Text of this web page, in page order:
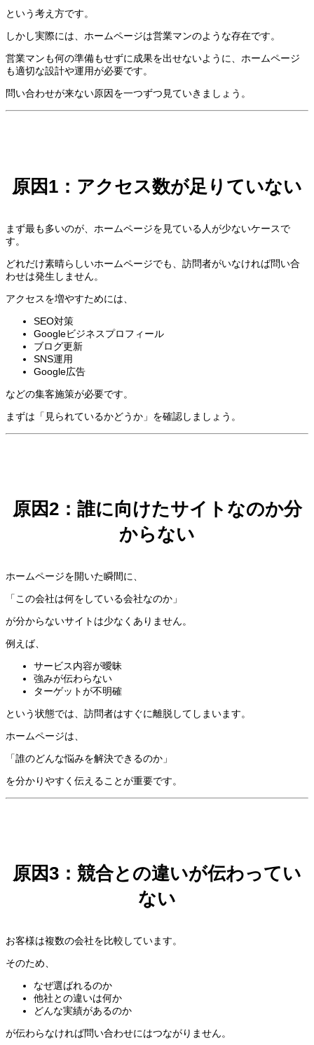
という考え方です。
しかし実際には、ホームページは営業マンのような存在です。
営業マンも何の準備もせずに成果を出せないように、ホームページ
も適切な設計や運用が必要です。
問い合わせが来ない原因を一つずつ見ていきましょう。
原因1：アクセス数が足りていない
まず最も多いのが、ホームページを見ている人が少ないケースで
す。
どれだけ素晴らしいホームページでも、訪問者がいなければ問い合
わせは発生しません。
アクセスを増やすためには、
SEO対策
Googleビジネスプロフィール
ブログ更新
SNS運用
Google広告
などの集客施策が必要です。
まずは「見られているかどうか」を確認しましょう。
原因2：誰に向けたサイトなのか分
からない
ホームページを開いた瞬間に、
「この会社は何をしている会社なのか」
が分からないサイトは少なくありません。
例えば、
サービス内容が曖昧
強みが伝わらない
ターゲットが不明確
という状態では、訪問者はすぐに離脱してしまいます。
ホームページは、
「誰のどんな悩みを解決できるのか」
を分かりやすく伝えることが重要です。
原因3：競合との違いが伝わってい
ない
お客様は複数の会社を比較しています。
そのため、
なぜ選ばれるのか
他社との違いは何か
どんな実績があるのか
が伝わらなければ問い合わせにはつながりません。